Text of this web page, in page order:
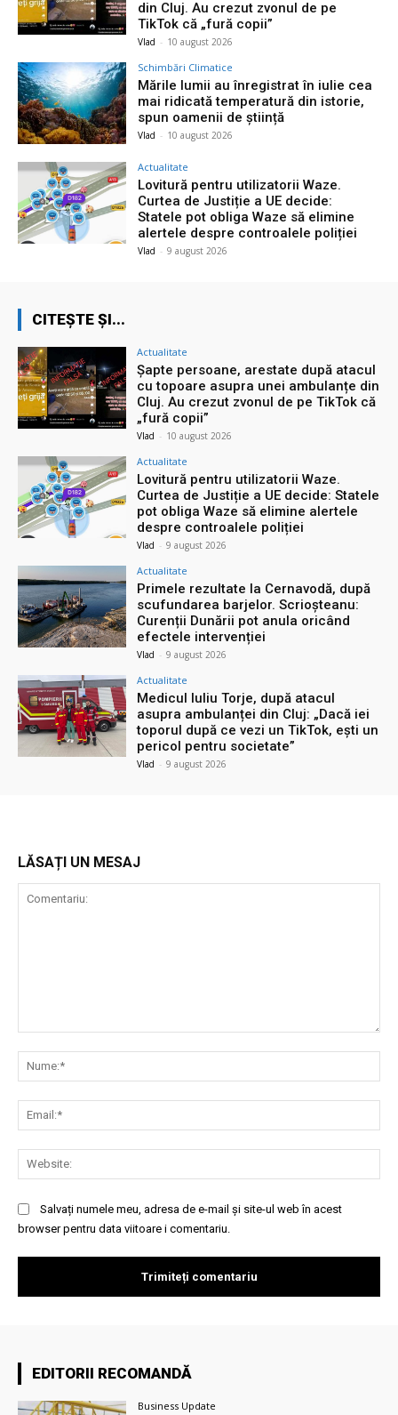
din Cluj. Au crezut zvonul de pe
TikTok că „fură copii”
Vlad - 10 august 2026
Schimbări Climatice
Mările lumii au înregistrat în iulie cea
mai ridicată temperatură din istorie,
spun oamenii de știință
Vlad - 10 august 2026
Actualitate
Lovitură pentru utilizatorii Waze.
Curtea de Justiție a UE decide:
Statele pot obliga Waze să elimine
alertele despre controalele poliției
Vlad - 9 august 2026
CITEȘTE ȘI...
Actualitate
Șapte persoane, arestate după atacul
cu topoare asupra unei ambulanțe din
Cluj. Au crezut zvonul de pe TikTok că
„fură copii”
Vlad - 10 august 2026
Actualitate
Lovitură pentru utilizatorii Waze.
Curtea de Justiție a UE decide: Statele
pot obliga Waze să elimine alertele
despre controalele poliției
Vlad - 9 august 2026
Actualitate
Primele rezultate la Cernavodă, după
scufundarea barjelor. Scrioșteanu:
Curenții Dunării pot anula oricând
efectele intervenției
Vlad - 9 august 2026
Actualitate
Medicul Iuliu Torje, după atacul
asupra ambulanței din Cluj: „Dacă iei
toporul după ce vezi un TikTok, ești un
pericol pentru societate”
Vlad - 9 august 2026
LĂSAȚI UN MESAJ
Salvați numele meu, adresa de e-mail și site-ul web în acest
browser pentru data viitoare i comentariu.
EDITORII RECOMANDĂ
Business Update